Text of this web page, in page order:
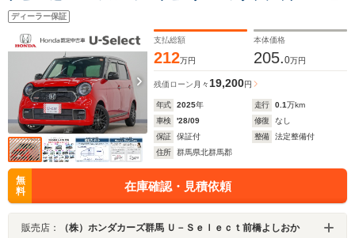
ルーズコントロール レーンキープアシスト LEDヘッ
ドライト オートハイビーム サイドカーテンエアバッ
グ ETC
ディーラー保証
支払総額
212万円
本体価格
205.0万円
残価ローン 月々19,200円
年式 2025年 走行 0.1万km
車検
'28/09 修復
なし
保証
保証付 整備
法定整備付
住所
群馬県北群馬郡
無
料
在庫確認・見積依頼
販売店： （株）ホンダカーズ群馬 Ｕ－Ｓｅｌｅｃｔ前橋よしおか